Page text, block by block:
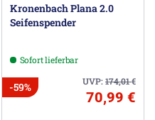
Kronenbach Plana 2.0
Seifenspender
Sofort lieferbar
UVP:174,01€
-59%
70,99 €